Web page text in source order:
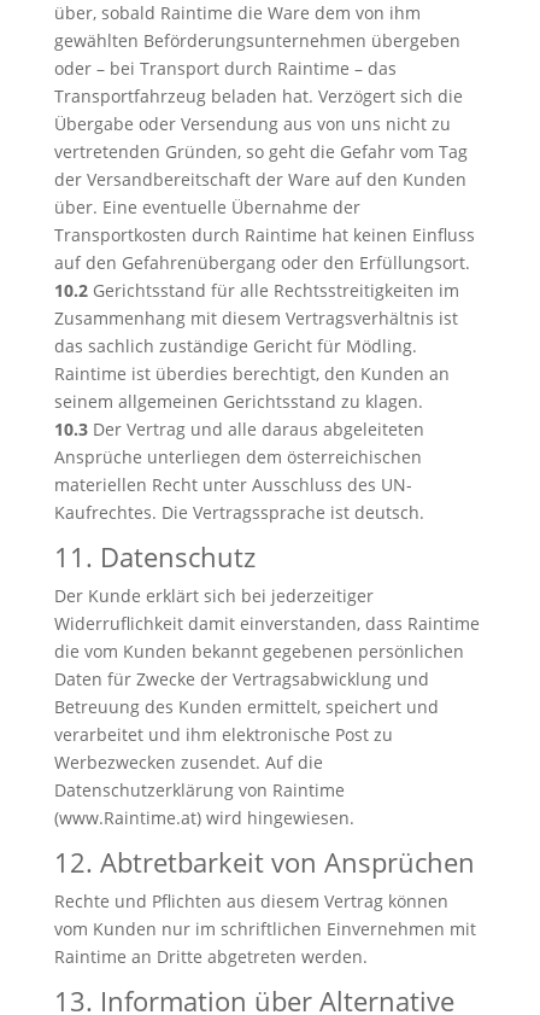
über, sobald Raintime die Ware dem von ihm
gewählten Beförderungsunternehmen übergeben
oder – bei Transport durch Raintime – das
Transportfahrzeug beladen hat. Verzögert sich die
Übergabe oder Versendung aus von uns nicht zu
vertretenden Gründen, so geht die Gefahr vom Tag
der Versandbereitschaft der Ware auf den Kunden
über. Eine eventuelle Übernahme der
Transportkosten durch Raintime hat keinen Einfluss
auf den Gefahrenübergang oder den Erfüllungsort.
10.2Gerichtsstand für alle Rechtsstreitigkeiten im
Zusammenhang mit diesem Vertragsverhältnis ist
das sachlich zuständige Gericht für Mödling.
Raintime ist überdies berechtigt, den Kunden an
seinem allgemeinen Gerichtsstand zu klagen.
10.3Der Vertrag und alle daraus abgeleiteten
Ansprüche unterliegen dem österreichischen
materiellen Recht unter Ausschluss des UN-
Kaufrechtes. Die Vertragssprache ist deutsch.
11. Datenschutz
Der Kunde erklärt sich bei jederzeitiger
Widerruflichkeit damit einverstanden, dass Raintime
die vom Kunden bekannt gegebenen persönlichen
Daten für Zwecke der Vertragsabwicklung und
Betreuung des Kunden ermittelt, speichert und
verarbeitet und ihm elektronische Post zu
Werbezwecken zusendet. Auf die
Datenschutzerklärung von Raintime
(www.Raintime.at) wird hingewiesen.
12. Abtretbarkeit von Ansprüchen
Rechte und Pflichten aus diesem Vertrag können
vom Kunden nur im schriftlichen Einvernehmen mit
Raintime an Dritte abgetreten werden.
13. Information über Alternative